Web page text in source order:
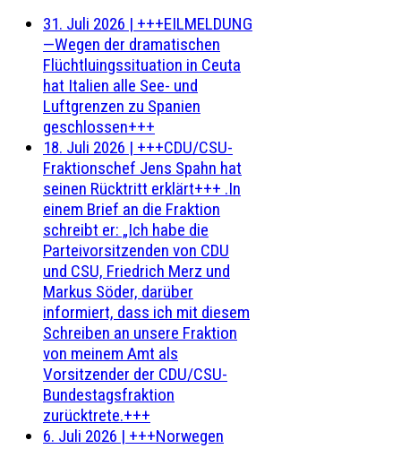
31. Juli 2026 | +++EILMELDUNG
—Wegen der dramatischen
Flüchtluingssituation in Ceuta
hat Italien alle See- und
Luftgrenzen zu Spanien
geschlossen+++
18. Juli 2026 | +++CDU/CSU-
Fraktionschef Jens Spahn hat
seinen Rücktritt erklärt+++ .In
einem Brief an die Fraktion
schreibt er: „Ich habe die
Parteivorsitzenden von CDU
und CSU, Friedrich Merz und
Markus Söder, darüber
informiert, dass ich mit diesem
Schreiben an unsere Fraktion
von meinem Amt als
Vorsitzender der CDU/CSU-
Bundestagsfraktion
zurücktrete.+++
6. Juli 2026 | +++Norwegen